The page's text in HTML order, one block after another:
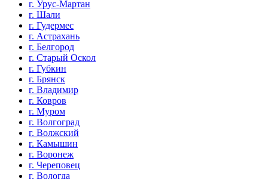
г. Урус-Мартан
г. Шали
г. Гудермес
г. Астрахань
г. Белгород
г. Старый Оскол
г. Губкин
г. Брянск
г. Владимир
г. Ковров
г. Муром
г. Волгоград
г. Волжский
г. Камышин
г. Воронеж
г. Череповец
г. Вологда